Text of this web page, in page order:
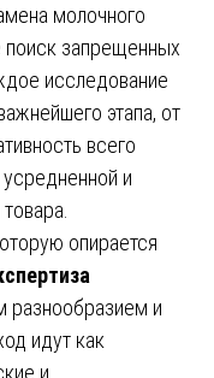
молочного
запрещенных
исследование
этапа, от
всего
и
опирается
разнообразием и
идут как
и